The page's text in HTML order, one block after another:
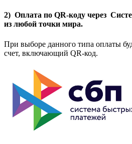
2) Оплата по QR-коду через
из любой точки мира.
При выборе данного типа оплаты
счет, включающий QR-код.